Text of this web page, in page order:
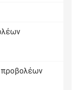
προβολέων